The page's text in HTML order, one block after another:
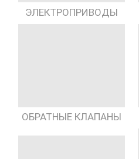
ЭЛЕКТРОПРИВОДЫ
ОБРАТНЫЕ КЛАПАНЫ